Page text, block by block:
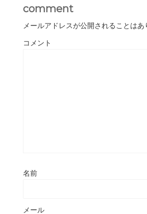
comment
メールアドレスが公開されることはあ
コメント
名前
メール